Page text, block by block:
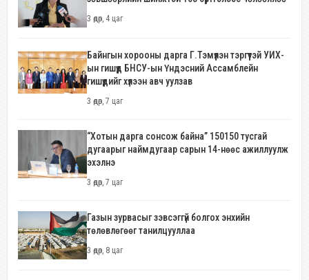
3 өдөр, 4 цаг
Байнгын хорооны дарга Г.Тэмүүлэн тэргүүтэй УИХ-
ын гишүүд БНСУ-ын Үндэсний Ассамблейн
гишүүдийг хүлээн авч уулзав
3 өдөр, 7 цаг
“Хотын дарга сонсож байна” 150150 тусгай
дугаарыг наймдугаар сарын 14-нөөс ажиллуулж
эхэлнэ
3 өдөр, 7 цаг
Газын зурвасыг зэвсэггүй болгох энхийн
төлөвлөгөөг танилцууллаа
3 өдөр, 8 цаг